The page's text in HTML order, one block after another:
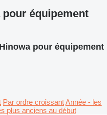
équipement
pour équipement
Par ordre croissantAnnée - les
plus anciens au début